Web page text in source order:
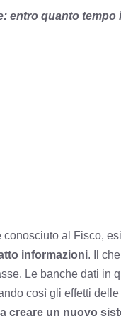
entro quanto
conosciuto al Fisco,
informazioni. Il
Le banche dati in
così gli effetti
creare un nuovo